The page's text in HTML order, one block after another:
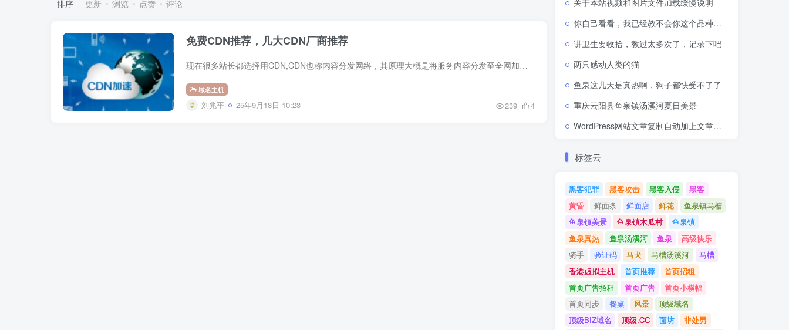
排序 更新 浏览 点赞 评论
免费CDN推荐，几大CDN厂商推荐
现在很多站长都选择用CDN,CDN也称内容分发网络，其原理大概是将服务内容分发至全网加速节点，让用户从就近的服务器节点上获取内容，从而提高网站的访问速度。大部分服务商（如阿里云，网易蜂巢...
域名主机
刘兆平 25年9月18日 10:23 239 4
关于本站视频和图片文件加载缓慢说明
你自己看看，我已经教不会你这个品种了吗？
讲卫生要收拾，教过太多次了，记录下吧
两只感动人类的猫
鱼泉这几天是真热啊，狗子都快受不了了
重庆云阳县鱼泉镇汤溪河夏日美景
WordPress网站文章复制自动加上文章网址出处链接
标签云
黑客犯罪 黑客攻击 黑客入侵
黑客
黄昏
鲜面条 鲜面店 鲜花
鱼泉镇马槽
鱼泉镇美景
鱼泉镇木瓜村
鱼泉镇
鱼泉真热
鱼泉汤溪河 鱼泉
高级快乐
骑手
验证码 马犬 马槽汤溪河
马槽
香港虚拟主机
首页推荐
首页招租
首页广告招租
首页广告
首页小横幅
首页同步
餐桌 风景
顶级域名
顶级BIZ域名
顶级.CC 面坊
非处男